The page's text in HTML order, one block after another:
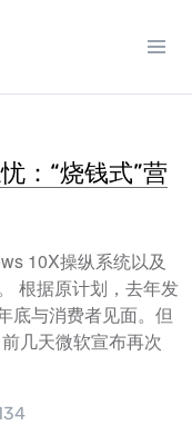
：“烧钱式”营
10X操纵系统以及
根据原计划，去年发
底与消费者见面。但
几天微软宣布再次